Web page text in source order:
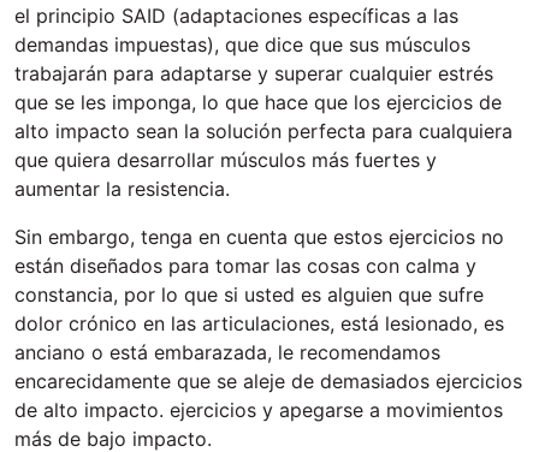
el principio SAID (adaptaciones específicas a las
demandas impuestas), que dice que sus músculos
trabajarán para adaptarse y superar cualquier estrés
que se les imponga, lo que hace que los ejercicios de
alto impacto sean la solución perfecta para cualquiera
que quiera desarrollar músculos más fuertes y
aumentar la resistencia.
Sin embargo, tenga en cuenta que estos ejercicios no
están diseñados para tomar las cosas con calma y
constancia, por lo que si usted es alguien que sufre
dolor crónico en las articulaciones, está lesionado, es
anciano o está embarazada, le recomendamos
encarecidamente que se aleje de demasiados ejercicios
de alto impacto. ejercicios y apegarse a movimientos
más de bajo impacto.